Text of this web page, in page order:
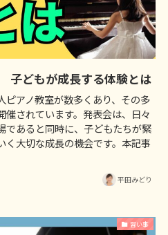
子どもが成長する体験とは
ピアノ教室が数多くあり、その多
催されています。発表会は、日々
であると同時に、子どもたちが緊
大切な成長の機会です。本記事
平田みどり
習い事